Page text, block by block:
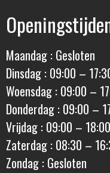
Maandag : Gesloten
Dinsdag : 09:00 –
Woensdag : 09:00 –
Donderdag : 09:00 –
Vrijdag : 09:00 – 18:00
Zaterdag : 08:30 –
Zondag : Gesloten